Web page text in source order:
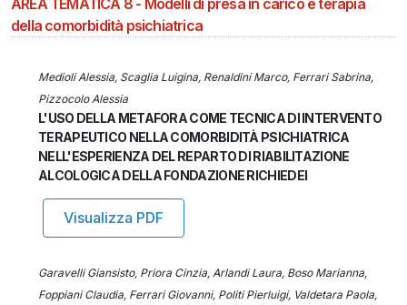
AREA TEMATICA 8 - Modelli di presa in carico e terapia
della comorbidità psichiatrica
Medioli Alessia, Scaglia Luigina, Renaldini Marco, Ferrari Sabrina,
Pizzocolo Alessia
L'USO DELLA METAFORA COME TECNICA DI INTERVENTO
TERAPEUTICO NELLA COMORBIDITÀ PSICHIATRICA
NELL'ESPERIENZA DEL REPARTO DI RIABILITAZIONE
ALCOLOGICA DELLA FONDAZIONE RICHIEDEI
Visualizza PDF
Garavelli Giansisto, Priora Cinzia, Arlandi Laura, Boso Marianna,
Foppiani Claudia, Ferrari Giovanni, Politi Pierluigi, Valdetara Paola,